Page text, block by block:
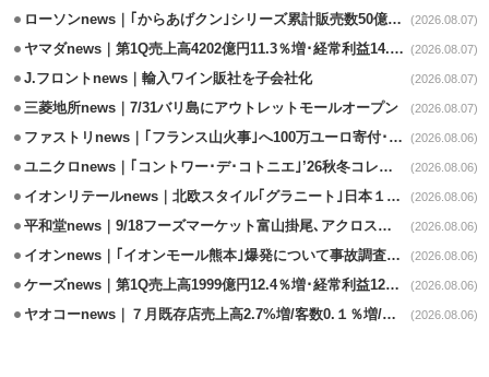
ローソンnews｜｢からあげクン｣シリーズ累計販売数50億食突破 (2026.08.07)
ヤマダnews｜第1Q売上高4202億円11.3％増･経常利益14.5％増 (2026.08.07)
J.フロントnews｜輸入ワイン販社を子会社化 (2026.08.07)
三菱地所news｜7/31バリ島にアウトレットモールオープン (2026.08.07)
ファストリnews｜｢フランス山火事｣へ100万ユーロ寄付･衣料5万点も提供 (2026.08.06)
ユニクロnews｜｢コントワー･デ･コトニエ｣’26秋冬コレクション8/28発売 (2026.08.06)
イオンリテールnews｜北欧スタイル｢グラニート｣日本１号店を自由が丘に開業 (2026.08.06)
平和堂news｜9/18フーズマーケット富山掛尾､アクロスプラザ内に出店 (2026.08.06)
イオンnews｜｢イオンモール熊本｣爆発について事故調査委員会設置 (2026.08.06)
ケーズnews｜第1Q売上高1999億円12.4％増･経常利益125.0%増 (2026.08.06)
ヤオコーnews｜７月既存店売上高2.7%増/客数0.１％増/客単価2.6％増 (2026.08.06)